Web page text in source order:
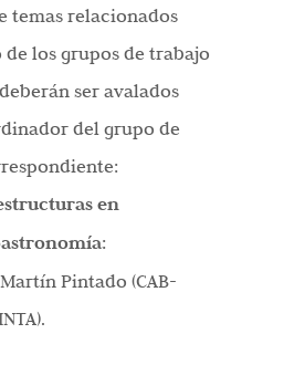
temas relacionados
los grupos de trabajo
ser avalados
del grupo de
en
:
Pintado (CAB-